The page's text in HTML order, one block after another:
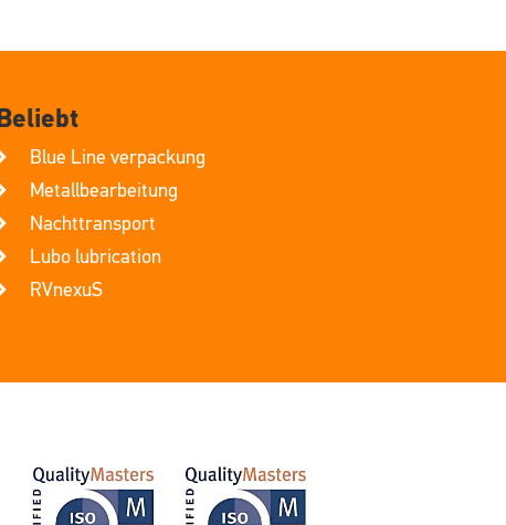
Beliebt
Blue Line verpackung
Metallbearbeitung
Nachttransport
Lubo lubrication
RVnexuS